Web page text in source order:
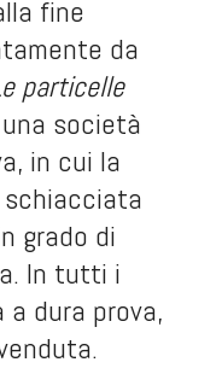
fine
da
particelle
società
in cui la
grado di
In tutti i
dura prova,